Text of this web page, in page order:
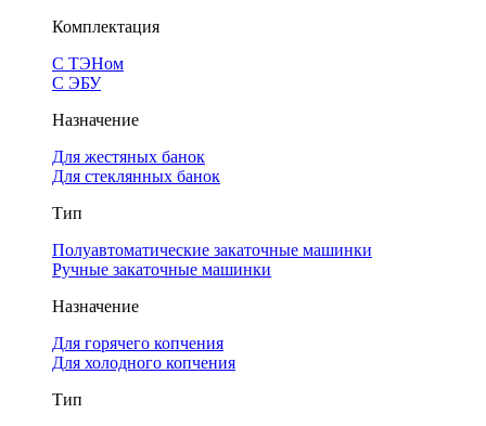
Комплектация
С ТЭНом
С ЭБУ
Назначение
Для жестяных банок
Для стеклянных банок
Тип
Полуавтоматические закаточные машинки
Ручные закаточные машинки
Назначение
Для горячего копчения
Для холодного копчения
Тип